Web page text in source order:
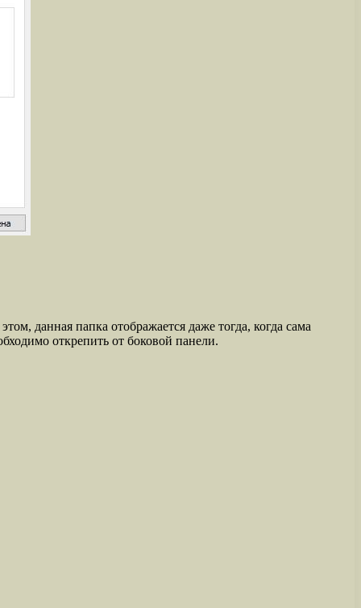
данная папка отображается даже тогда, когда сама
открепить от боковой панели.